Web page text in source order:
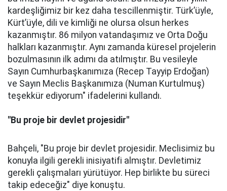
kardeşliğimiz bir kez daha tescillenmiştir. Türk’üyle,
Kürt’üyle, dili ve kimliği ne olursa olsun herkes
kazanmıştır. 86 milyon vatandaşımız ve Orta Doğu
halkları kazanmıştır. Aynı zamanda küresel projelerin
bozulmasının ilk adımı da atılmıştır. Bu vesileyle
Sayın Cumhurbaşkanımıza (Recep Tayyip Erdoğan)
ve Sayın Meclis Başkanımıza (Numan Kurtulmuş)
teşekkür ediyorum" ifadelerini kullandı.
"Bu proje bir devlet projesidir"
Bahçeli, "Bu proje bir devlet projesidir. Meclisimiz bu
konuyla ilgili gerekli inisiyatifi almıştır. Devletimiz
gerekli çalışmaları yürütüyor. Hep birlikte bu süreci
takip edeceğiz" diye konuştu.